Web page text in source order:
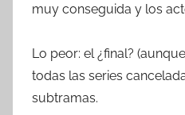
muy conseguida y los
Lo peor: el ¿final?
todas las series
subtramas.